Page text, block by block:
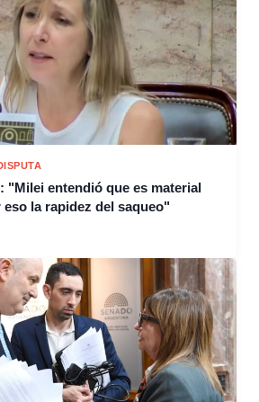
"Milei entendió que es material
la rapidez del saqueo"